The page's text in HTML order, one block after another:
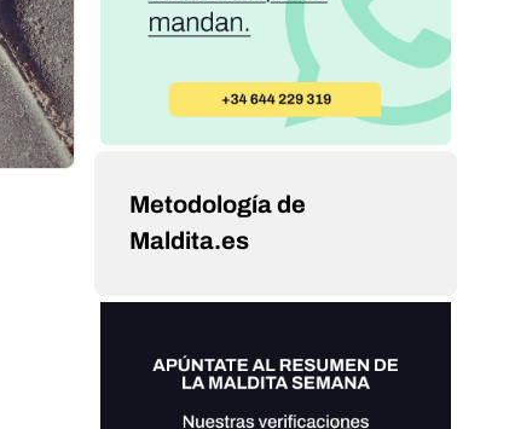
Metodología de
Maldita.es